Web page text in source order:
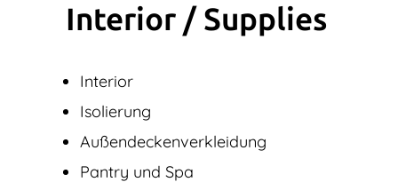
Interior / Supplies
Interior
Isolierung
Außendecken­verkleidung
Pantry und Spa